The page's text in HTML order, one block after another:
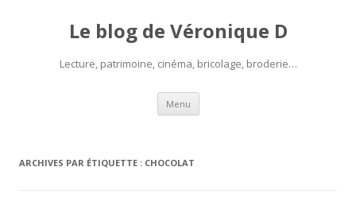
Le blog de Véronique D
Lecture, patrimoine, cinéma, bricolage, broderie…
Menu Aller
contenu
ARCHIVES PAR ÉTIQUETTE : CHOCOLAT